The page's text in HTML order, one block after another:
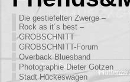
Die gestiefelten Zwerge –
Rock as it´s best –
GROBSCHNITT
GROBSCHNITT-Forum
Overback Bluesband
Photographie Dieter Gotzen
Stadt Hückeswagen